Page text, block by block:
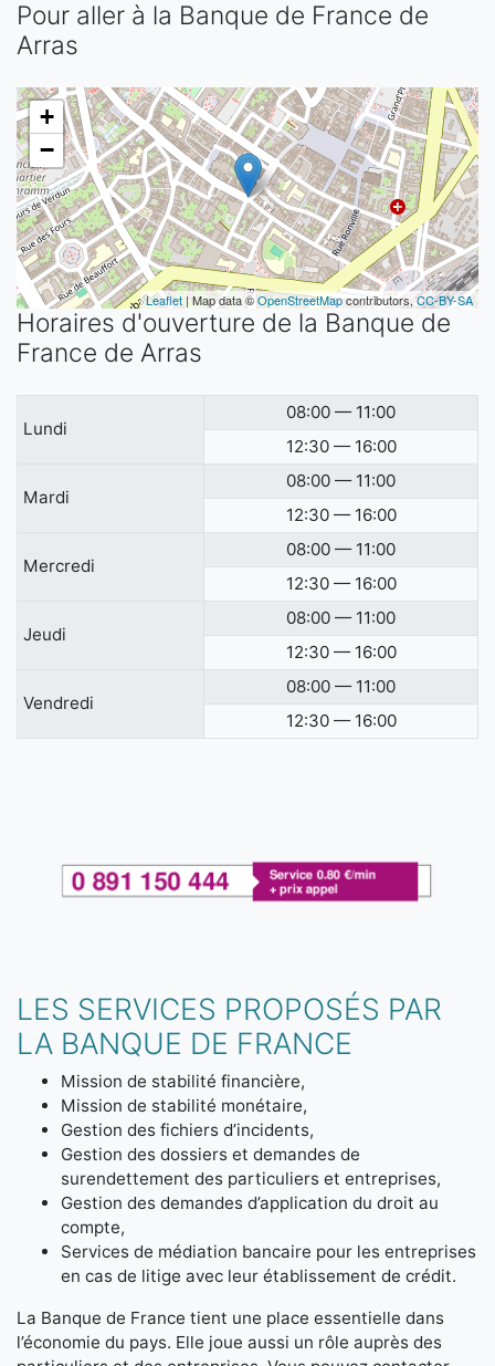
Pour aller à la Banque de France de
Arras
+
−
Leaflet | Map data ©OpenStreetMapcontributors,CC-BY-SA
Horaires d'ouverture de la Banque de
France de Arras
Lundi
08:00 — 11:00
12:30 — 16:00
Mardi
08:00 — 11:00
12:30 — 16:00
Mercredi
08:00 — 11:00
12:30 — 16:00
Jeudi
08:00 — 11:00
12:30 — 16:00
Vendredi
08:00 — 11:00
12:30 — 16:00
LES SERVICES PROPOSÉS PAR
LA BANQUE DE FRANCE
Mission de stabilité financière,
Mission de stabilité monétaire,
Gestion des fichiers d’incidents,
Gestion des dossiers et demandes de
surendettement des particuliers et entreprises,
Gestion des demandes d’application du droit au
compte,
Services de médiation bancaire pour les entreprises
en cas de litige avec leur établissement de crédit.
La Banque de France tient une place essentielle dans
l’économie du pays. Elle joue aussi un rôle auprès des